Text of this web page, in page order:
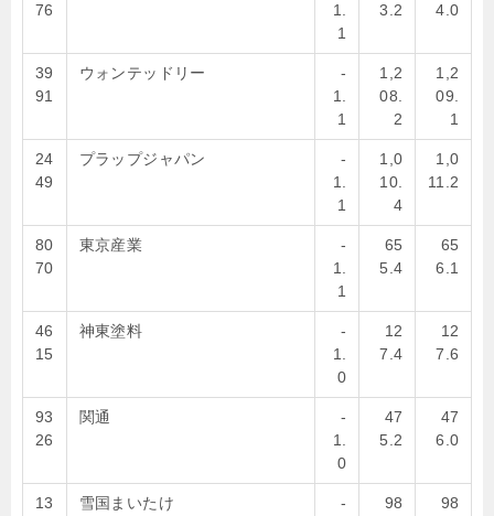
76
1.
1
3.2 4.0
39
91
ウォンテッドリー
-
1.
1
1,2
08.
2
1,2
09.
1
24
49
プラップジャパン
-
1.
1
1,0
10.
4
1,0
11.2
80
70
東京産業
-
1.
1
65
5.4
65
6.1
46
15
神東塗料
-
1.
0
12
7.4
12
7.6
93
26
関通
-
1.
0
47
5.2
47
6.0
13
雪国まいたけ
-
98
98